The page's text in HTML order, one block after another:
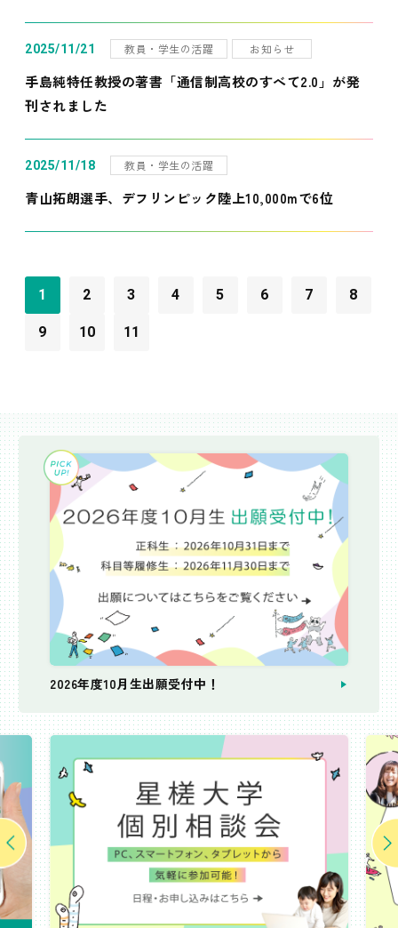
2025/11/21 教員・学生の活躍 お知らせ
手島純特任教授の著書「通信制高校のすべて2.0」が発
刊されました
2025/11/18 教員・学生の活躍
青山拓朗選手、デフリンピック陸上10,000mで6位
1 2 3 4 5 6 7 8
9 10 11
2026年度10月生出願受付中！